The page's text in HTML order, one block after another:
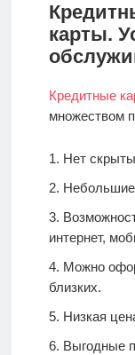
карты.
Кредитные
множеством
Нет
Небольшие
интернет,
Можно
близких.
Низкая
Выгодные